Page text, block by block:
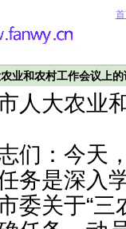
业和农村工作会议上的
人大农业
们：今天
务是深入
委关于“